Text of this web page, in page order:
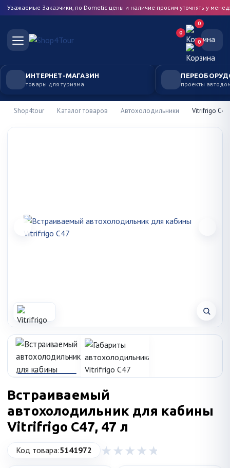
Уважаемые Заказчики, по Dometic цены и наличие просим уточнять у
0
0
0
ИНТЕРНЕТ-МАГАЗИН
товары для туризма проекты
Shop4tour Каталог товаров Автохолодильники Vitrifrigo C47
Встраиваемый
автохолодильник для кабины
Vitrifrigo C47, 47 л
Код товара:5141972